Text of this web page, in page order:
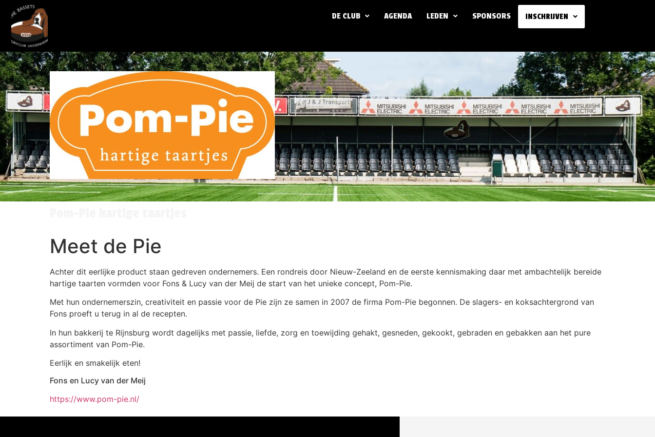
DE CLUB AGENDA LEDEN SPONSORS INSCHRIJVEN
Meet de Pie
Achter dit eerlijke product staan gedreven ondernemers. Een rondreis door Nieuw-Zeeland en de eerste kennismaking daar met ambachtelijk bereide
hartige taarten vormden voor Fons & Lucy van der Meij de start van het unieke concept, Pom-Pie.
Met hun ondernemerszin, creativiteit en passie voor de Pie zijn ze samen in 2007 de firma Pom-Pie begonnen. De slagers- en koksachtergrond van
Fons proeft u terug in al de recepten.
In hun bakkerij te Rijnsburg wordt dagelijks met passie, liefde, zorg en toewijding gehakt, gesneden, gekookt, gebraden en gebakken aan het pure
assortiment van Pom-Pie.
Eerlijk en smakelijk eten!
Fons en Lucy van der Meij
https://www.pom-pie.nl/